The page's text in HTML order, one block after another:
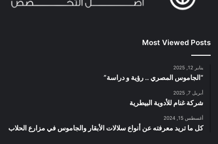
Most Viewed Posts
يناير 12, 2025
“الجاموس المصري .. رؤية و دراسة”
أبريل 7, 2025
شركة غنام للأدوية البيطرية
أغسطس 15, 2024
كل ما تريد معرفته عن أنواع سلالات الأبقار والجاموس في مزارع الحلاب